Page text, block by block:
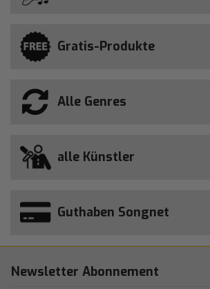
Gratis-Produkte
Alle Genres
alle Künstler
Guthaben Songnet
Newsletter Abonnement